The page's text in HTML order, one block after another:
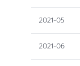
2021-05
2021-06